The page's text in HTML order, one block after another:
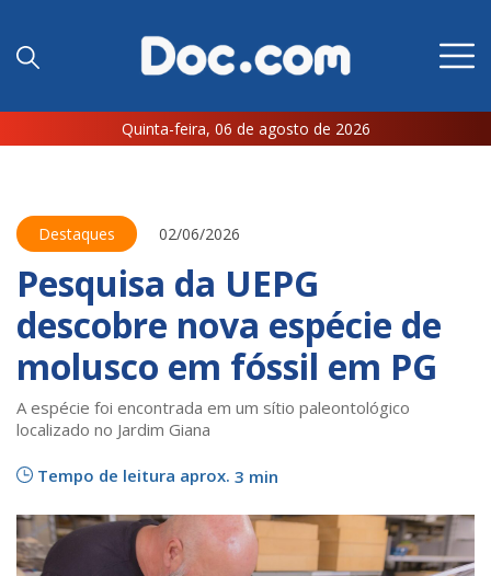
Quinta-feira, 06 de agosto de 2026
Destaques 02/06/2026
Pesquisa da UEPG
descobre nova espécie de
molusco em fóssil em PG
A espécie foi encontrada em um sítio paleontológico
localizado no Jardim Giana
Tempo de leitura aprox. 3 min